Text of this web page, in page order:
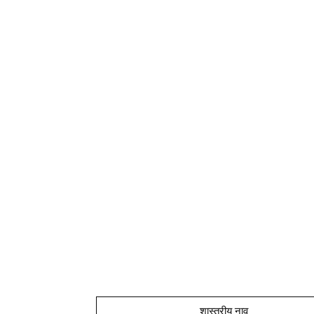
शास्त्रीय नाव